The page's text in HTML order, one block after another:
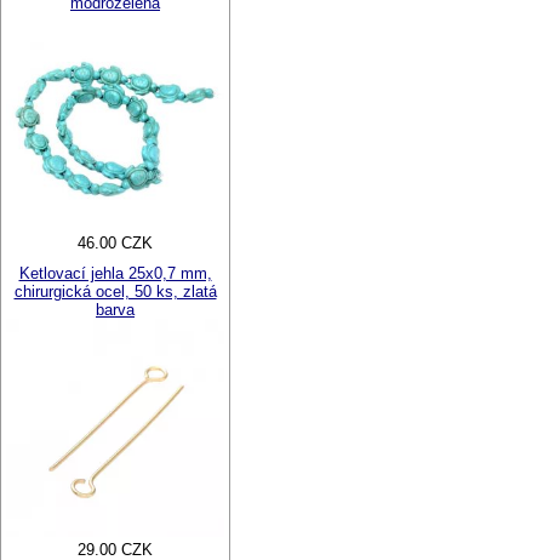
46.00 CZK
Ketlovací jehla 25x0,7 mm,
chirurgická ocel, 50 ks, zlatá
barva
29.00 CZK